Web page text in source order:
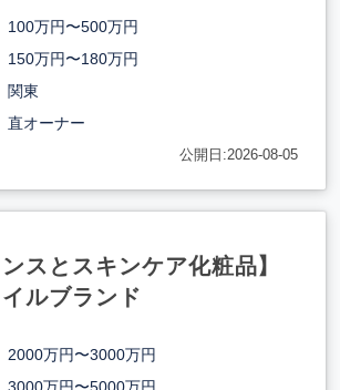
100万円〜500万円
150万円〜180万円
関東
直オーナー
公開日:2026-08-05
ンスとスキンケア化粧品】
ルブランド
2000万円〜3000万円
3000万円〜5000万円